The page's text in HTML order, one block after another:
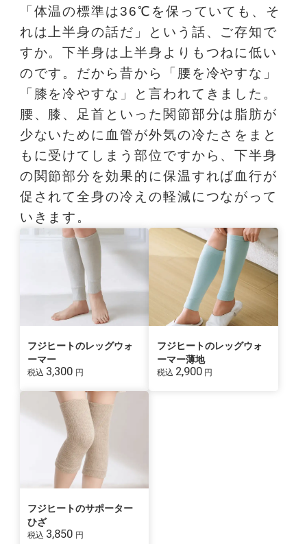
「体温の標準は36℃を保っていても、そ
れは上半身の話だ」という話、ご存知で
すか。下半身は上半身よりもつねに低い
のです。だから昔から「腰を冷やすな」
「膝を冷やすな」と言われてきました。
腰、膝、足首といった関節部分は脂肪が
少ないために血管が外気の冷たさをまと
もに受けてしまう部位ですから、下半身
の関節部分を効果的に保温すれば血行が
促されて全身の冷えの軽減につながって
いきます。
フジヒートのレッグウォ
ーマー
税込 3,300 円
フジヒートのレッグウォ
ーマー薄地
税込 2,900 円
フジヒートのサポーター
ひざ
税込 3,850 円